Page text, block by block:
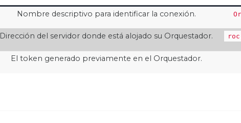
Nombre descriptivo para identificar la conexión.
Dirección del servidor donde está alojado su Orquestador.
El token generado previamente en el Orquestador.